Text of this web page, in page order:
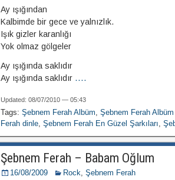
Ay ışığından
Kalbimde bir gece ve yalnızlık.
Işık gizler karanlığı
Yok olmaz gölgeler
Ay ışığında saklıdır
Ay ışığında saklıdır ....
Updated: 08/07/2010 — 05:43
Tags: Şebnem Ferah Albüm, Şebnem Ferah Albüm
Ferah dinle, Şebnem Ferah En Güzel Şarkıları,
Şebnem Ferah – Babam Oğlum
16/08/2009 Rock, Şebnem Ferah